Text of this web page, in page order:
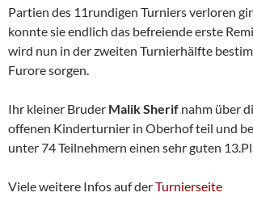
Partien des 11rundigen Turniers verloren
konnte sie endlich das befreiende erste
wird nun in der zweiten Turnierhälfte
Furore sorgen.
Ihr kleiner Bruder Malik Sherif nahm über
offenen Kinderturnier in Oberhof teil und
unter 74 Teilnehmern einen sehr guten
Viele weitere Infos auf derTurnierseite